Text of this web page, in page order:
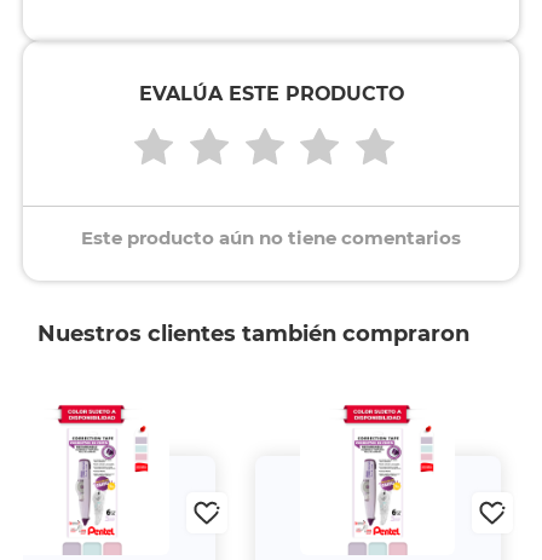
EVALÚA ESTE PRODUCTO
Este producto aún no tiene comentarios
Nuestros clientes también compraron